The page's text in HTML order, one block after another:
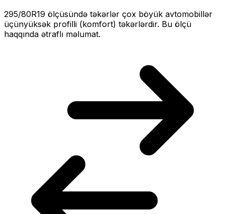
295/80R19 ölçüsündə təkərlər çox böyük avtomobillər
üçünyüksək profilli (komfort) təkərlərdir. Bu ölçü
haqqında ətraflı məlumat.